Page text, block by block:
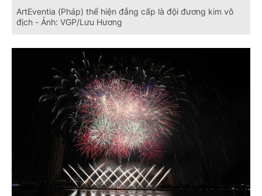
ArtEventia (Pháp) thể hiện đẳng cấp là đội đương kim vô
địch - Ảnh: VGP/Lưu Hương